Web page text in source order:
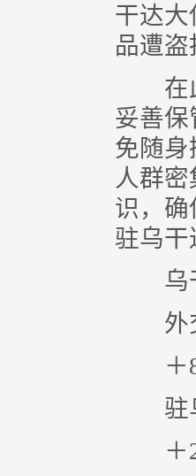
干达
品遭盗
在此
妥善
免随
人群
识，
驻乌干
乌干
外交
＋86
驻乌
＋